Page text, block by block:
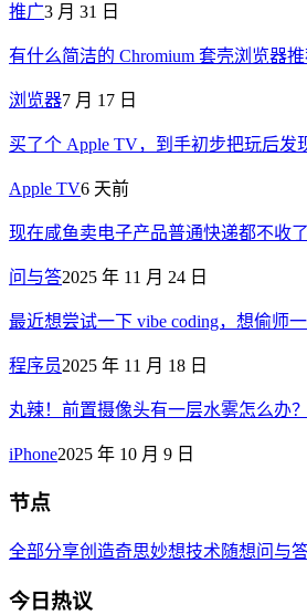
推广3 月 31 日
有什么简洁的 Chromium 套壳浏览器推
浏览器7 月 17 日
买了个 Apple TV，到手初步把玩后发
Apple TV6 天前
现在咸鱼卖电子产品普通快递都不收了
问与答2025 年 11 月 24 日
最近想尝试一下 vibe coding，想偷师
程序员2025 年 11 月 18 日
丸辣！前置摄像头有一层水雾怎么办？
iPhone2025 年 10 月 9 日
节点
全部分享创造奇思妙想技术随想问与
今日热议